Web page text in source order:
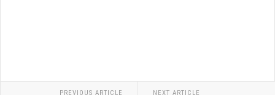
PREVIOUS ARTICLE NEXT ARTICLE